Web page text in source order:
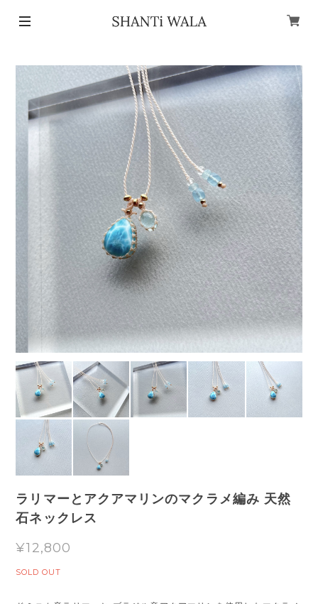
ラリマーとアクアマリンのマクラメ編み 天然
石ネックレス
¥12,800
SOLD OUT